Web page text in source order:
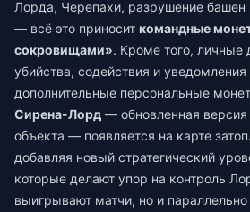
Лорда, Черепахи, разрушение башен
— всё это приносит командные
сокровищами». Кроме того, личные
убийства, содействия и уведомления
дополнительные персональные
Сирена-Лорд — обновленная версия
объекта — появляется на карте
добавляя новый стратегический
которые делают упор на контроль
выигрывают матчи, но и